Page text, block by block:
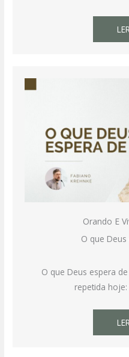
Orando E
O que
O que Deus espera
repetida